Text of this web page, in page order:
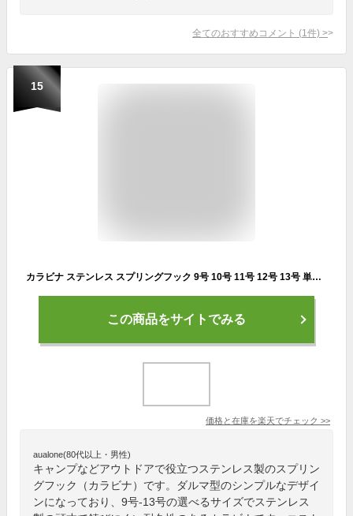
全てのおすすめコメント (1 件) >
15
カラビナ ステンレス スプリングフック 9号 10号 11号 12号 13号 単品 ダルマフック アウトドア
この商品をサイトでみる
価格と在庫を楽天でチェック >>
aualone(80代以上・男性)
キャンプなどアウトドアで役立つステンレス製のスプリン
グフック（カラビナ）です。ダルマ型のシンプルなデザイ
ンになっており、9号-13号の選べるサイズでステンレス